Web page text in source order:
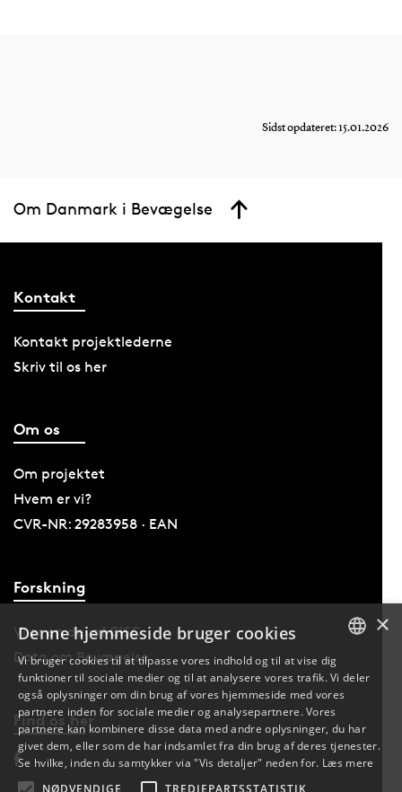
Sidst opdateret: 15.01.2026
Om Danmark i Bevægelse
Kontakt
Kontakt projektlederne
Skriv til os her
Om os
Om projektet
Hvem er vi?
CVR-NR: 29283958 · EAN
Forskning
Vi er en del af CISC
Data om Bevægelse
Find os her
DANISH
DANISH
×
Denne hjemmeside bruger cookies
Vi bruger cookies til at tilpasse vores indhold og til at vise dig
funktioner til sociale medier og til at analysere vores trafik. Vi deler
også oplysninger om din brug af vores hjemmeside med vores
partnere inden for sociale medier og analysepartnere. Vores
partnere kan kombinere disse data med andre oplysninger, du har
givet dem, eller som de har indsamlet fra din brug af deres tjenester.
Se hvilke, inden du samtykker via "Vis detaljer" neden for. Læs mere
NØDVENDIGE
TREDJEPARTSSTATISTIK